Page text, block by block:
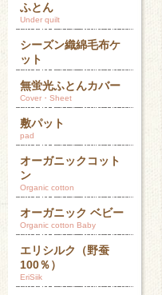
ふとん
Under quilt
シーズン織綿毛布ケ
ット
無蛍光ふとんカバー
Cover・Sheet
敷パット
pad
オーガニックコット
ン
Organic cotton
オーガニック ベビー
Organic cotton Baby
エリシルク（野蚕
100％）
EriSiik